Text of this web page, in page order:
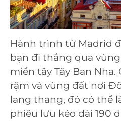
Hành trình từ Madrid
bạn đi thẳng qua
miền tây Tây Ban
rậm và vùng đất nơi
lang thang, đó có thể
phiêu lưu kéo dài 190